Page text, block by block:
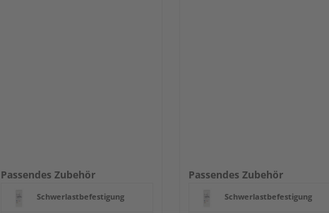
Passendes Zubehör
Schwerlastbefestigung
Passendes Zubehör
Schwerlastbefestigung